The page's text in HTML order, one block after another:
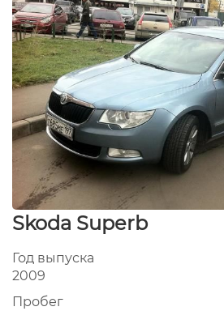
Skoda Superb
Год выпуска
2009
Пробег